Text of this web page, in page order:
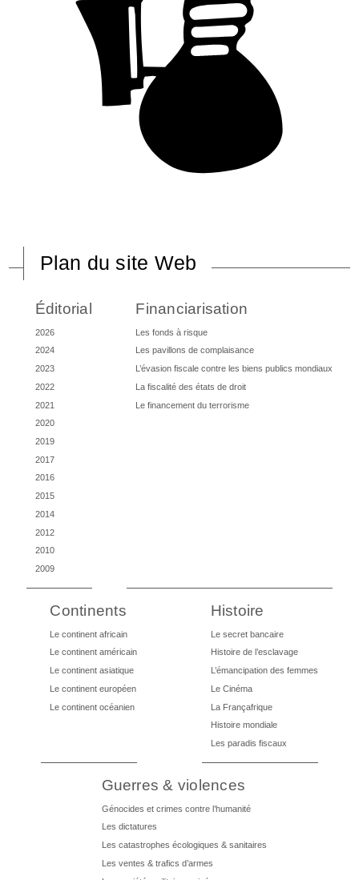
Plan du site Web
Éditorial
2026
2024
2023
2022
2021
2020
2019
2017
2016
2015
2014
2012
2010
2009
Financiarisation
Les fonds à risque
Les pavillons de complaisance
L’évasion fiscale contre les biens publics mondiaux
La fiscalité des états de droit
Le financement du terrorisme
Continents
Le continent africain
Le continent américain
Le continent asiatique
Le continent européen
Le continent océanien
Histoire
Le secret bancaire
Histoire de l’esclavage
L’émancipation des femmes
Le Cinéma
La Françafrique
Histoire mondiale
Les paradis fiscaux
Guerres & violences
Génocides et crimes contre l’humanité
Les dictatures
Les catastrophes écologiques & sanitaires
Les ventes & trafics d’armes